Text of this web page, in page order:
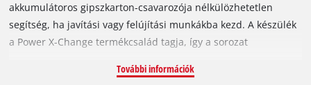
akkumulátoros gipszkarton-csavarozója nélkülözhetetlen
segítség, ha javítási vagy felújítási munkákba kezd. A készülék
a Power X-Change termékcsalád tagja, így a sorozat
PurePOWER szénkefe nélküli motorral. A szénkefe nélküli
További információk